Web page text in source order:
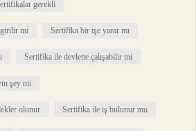
gerekli
girilir mi Sertifika bir işe yarar mı
Sertifika ile devlette çalışabilir mi
şey mi
olunur Sertifika ile iş bulunur mu